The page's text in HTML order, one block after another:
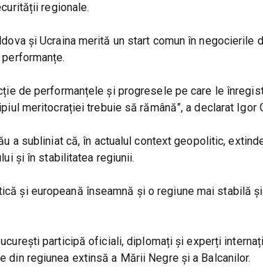
regionale.
și Ucraina merită un start comun în
de performanțele și progresele pe care le
meritocrației trebuie să rămână”, a declarat Igor
a subliniat că, în actualul context geopolitic,
și în stabilitatea regiunii.
și europeană înseamnă și o regiune mai stabilă
participă oficiali, diplomați și experți
din regiunea extinsă a Mării Negre și a Balcanilor.